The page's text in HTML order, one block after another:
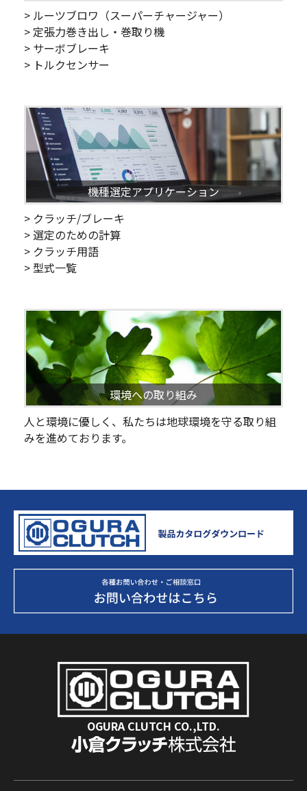
> ルーツブロワ（スーパーチャージャー）
> 定張力巻き出し・巻取り機
> サーボブレーキ
> トルクセンサー
機種選定アプリケーション
> クラッチ/ブレーキ
> 選定のための計算
> クラッチ用語
> 型式一覧
環境への取り組み
人と環境に優しく、私たちは地球環境を守る取り組
みを進めております。
OGURA CLUTCH CO.,LTD.